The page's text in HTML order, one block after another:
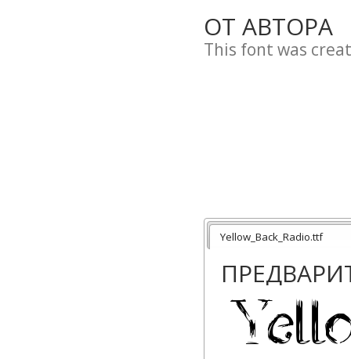
ОТ АВТОРА
This font was
Yellow_Back_Radio.ttf